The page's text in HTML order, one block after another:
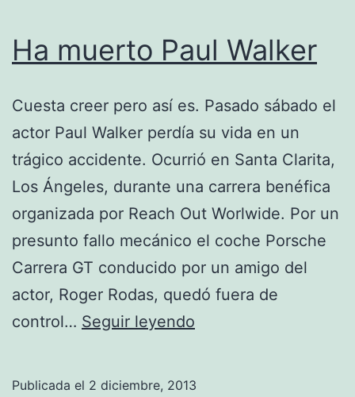
Ha muerto Paul Walker
Cuesta creer pero así es. Pasado sábado el
actor Paul Walker perdía su vida en un
trágico accidente. Ocurrió en Santa Clarita,
Los Ángeles, durante una carrera benéfica
organizada por Reach Out Worlwide. Por un
presunto fallo mecánico el coche Porsche
Carrera GT conducido por un amigo del
actor, Roger Rodas, quedó fuera de
control… Seguir leyendo
Publicada el 2 diciembre, 2013